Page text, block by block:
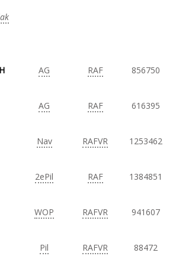
AG RAF 856750
AG RAF 616395
Nav RAFVR 1253462
2ePil RAF 1384851
WOP RAFVR 941607
Pil RAFVR 88472